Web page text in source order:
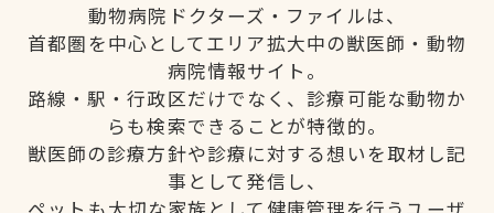
動物病院ドクターズ・ファイルは、
首都圏を中心としてエリア拡大中の獣医師・動物
病院情報サイト。
路線・駅・行政区だけでなく、診療可能な動物か
らも検索できることが特徴的。
獣医師の診療方針や診療に対する想いを取材し記
事として発信し、